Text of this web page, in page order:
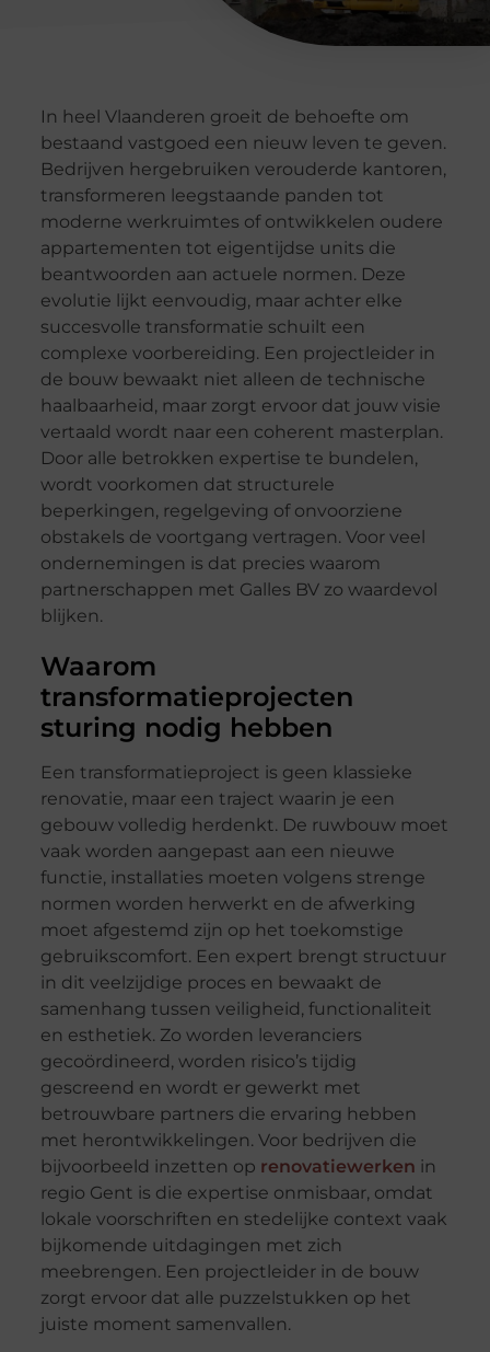
In heel Vlaanderen groeit de behoefte om
bestaand vastgoed een nieuw leven te geven.
Bedrijven hergebruiken verouderde kantoren,
transformeren leegstaande panden tot
moderne werkruimtes of ontwikkelen oudere
appartementen tot eigentijdse units die
beantwoorden aan actuele normen. Deze
evolutie lijkt eenvoudig, maar achter elke
succesvolle transformatie schuilt een
complexe voorbereiding. Een projectleider in
de bouw bewaakt niet alleen de technische
haalbaarheid, maar zorgt ervoor dat jouw visie
vertaald wordt naar een coherent masterplan.
Door alle betrokken expertise te bundelen,
wordt voorkomen dat structurele
beperkingen, regelgeving of onvoorziene
obstakels de voortgang vertragen. Voor veel
ondernemingen is dat precies waarom
partnerschappen met Galles BV zo waardevol
blijken.
Waarom
transformatieprojecten
sturing nodig hebben
Een transformatieproject is geen klassieke
renovatie, maar een traject waarin je een
gebouw volledig herdenkt. De ruwbouw moet
vaak worden aangepast aan een nieuwe
functie, installaties moeten volgens strenge
normen worden herwerkt en de afwerking
moet afgestemd zijn op het toekomstige
gebruikscomfort. Een expert brengt structuur
in dit veelzijdige proces en bewaakt de
samenhang tussen veiligheid, functionaliteit
en esthetiek. Zo worden leveranciers
gecoördineerd, worden risico’s tijdig
gescreend en wordt er gewerkt met
betrouwbare partners die ervaring hebben
met herontwikkelingen. Voor bedrijven die
bijvoorbeeld inzetten op renovatiewerken in
regio Gent is die expertise onmisbaar, omdat
lokale voorschriften en stedelijke context vaak
bijkomende uitdagingen met zich
meebrengen. Een projectleider in de bouw
zorgt ervoor dat alle puzzelstukken op het
juiste moment samenvallen.